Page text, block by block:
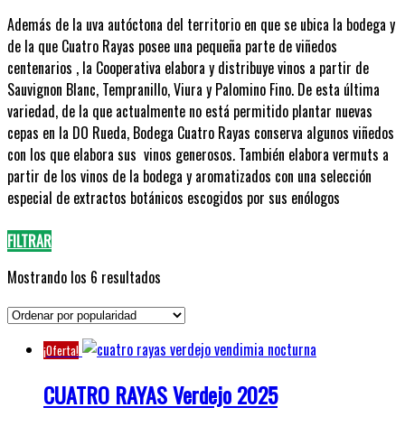
Además de la uva autóctona del territorio en que se ubica la bodega y
de la que Cuatro Rayas posee una pequeña parte de viñedos
centenarios , la Cooperativa elabora y distribuye vinos a partir de
Sauvignon Blanc, Tempranillo, Viura y Palomino Fino. De esta última
variedad, de la que actualmente no está permitido plantar nuevas
cepas en la DO Rueda, Bodega Cuatro Rayas conserva algunos viñedos
con los que elabora sus vinos generosos. También elabora vermuts a
partir de los vinos de la bodega y aromatizados con una selección
especial de extractos botánicos escogidos por sus enólogos
FILTRAR
Mostrando los 6 resultados
popularidad
¡Oferta!
CUATRO RAYAS Verdejo 2025